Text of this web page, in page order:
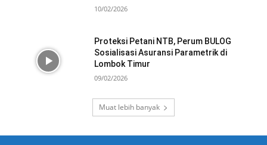
10/02/2026
Proteksi Petani NTB, Perum BULOG
Sosialisasi Asuransi Parametrik di
Lombok Timur
09/02/2026
Muat lebih banyak